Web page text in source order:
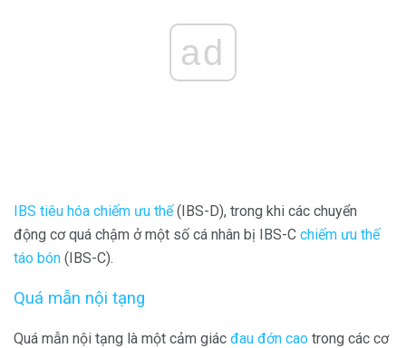
ad
IBS tiêu hóa chiếm ưu thế(IBS-D), trong khi các chuyển
động cơ quá chậm ở một số cá nhân bị IBS-C chiếm ưu thế
táo bón (IBS-C).
Quá mẫn nội tạng
Quá mẫn nội tạng là một cảm giác đau đớn cao trong các cơ